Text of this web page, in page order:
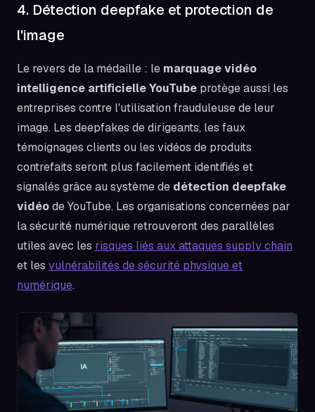
4. Détection deepfake et protection de
l'image
Le revers de la médaille : le marquage vidéo
intelligence artificielle YouTube protège aussi les
entreprises contre l'utilisation frauduleuse de leur
image. Les deepfakes de dirigeants, les faux
témoignages clients ou les vidéos de produits
contrefaits seront plus facilement identifiés et
signalés grâce au système de détection deepfake
vidéode YouTube. Les organisations concernées par
la sécurité numérique retrouveront des parallèles
utiles avec les risques liés aux attaques supply chain
et les vulnérabilités de sécurité physique et
numérique.